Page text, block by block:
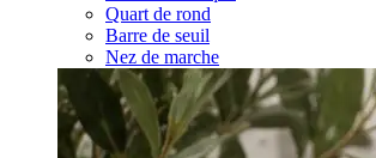
Quart de rond
Barre de seuil
Nez de marche